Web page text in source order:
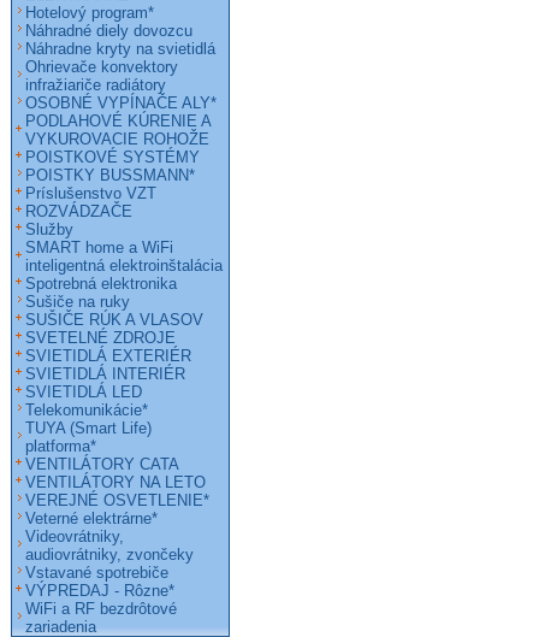
Hotelový program*
Náhradné diely dovozcu
Náhradne kryty na svietidlá
Ohrievače konvektory
infražiariče radiátory
OSOBNÉ VYPÍNAČE ALY*
PODLAHOVÉ KÚRENIE A
VYKUROVACIE ROHOŽE
POISTKOVÉ SYSTÉMY
POISTKY BUSSMANN*
Príslušenstvo VZT
ROZVÁDZAČE
Služby
SMART home a WiFi
inteligentná elektroinštalácia
Spotrebná elektronika
Sušiče na ruky
SUŠIČE RÚK A VLASOV
SVETELNÉ ZDROJE
SVIETIDLÁ EXTERIÉR
SVIETIDLÁ INTERIÉR
SVIETIDLÁ LED
Telekomunikácie*
TUYA (Smart Life)
platforma*
VENTILÁTORY CATA
VENTILÁTORY NA LETO
VEREJNÉ OSVETLENIE*
Veterné elektrárne*
Videovrátniky,
audiovrátniky, zvončeky
Vstavané spotrebiče
VÝPREDAJ - Rôzne*
WiFi a RF bezdrôtové
zariadenia